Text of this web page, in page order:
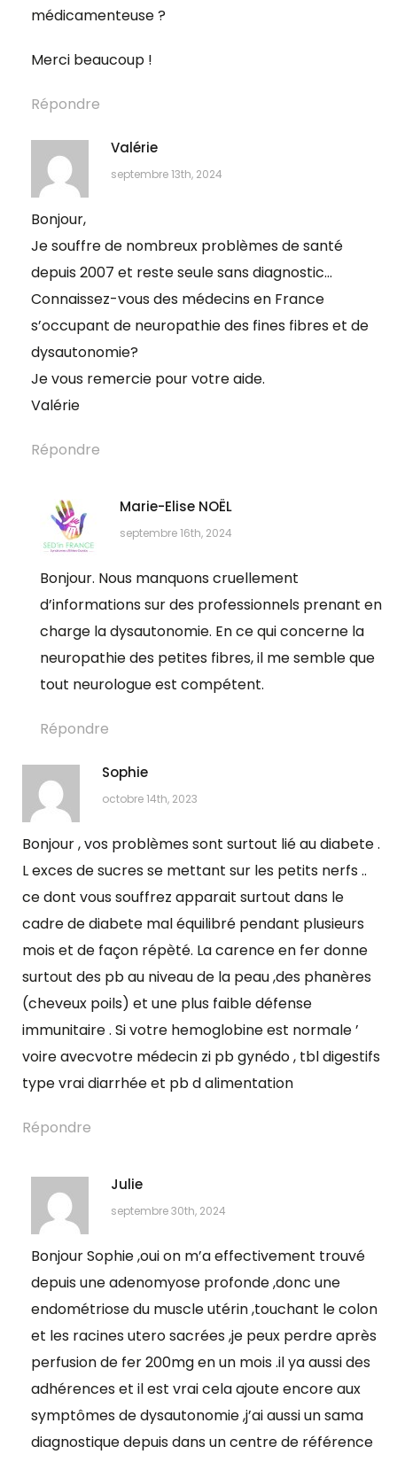
médicamenteuse ?
Merci beaucoup !
Répondre
Valérie
septembre 13th, 2024
Bonjour,
Je souffre de nombreux problèmes de santé
depuis 2007 et reste seule sans diagnostic…
Connaissez-vous des médecins en France
s’occupant de neuropathie des fines fibres et de
dysautonomie?
Je vous remercie pour votre aide.
Valérie
Répondre
Marie-Elise NOËL
septembre 16th, 2024
Bonjour. Nous manquons cruellement
d’informations sur des professionnels prenant en
charge la dysautonomie. En ce qui concerne la
neuropathie des petites fibres, il me semble que
tout neurologue est compétent.
Répondre
Sophie
octobre 14th, 2023
Bonjour , vos problèmes sont surtout lié au diabete .
L exces de sucres se mettant sur les petits nerfs ..
ce dont vous souffrez apparait surtout dans le
cadre de diabete mal équilibré pendant plusieurs
mois et de façon répèté. La carence en fer donne
surtout des pb au niveau de la peau ,des phanères
(cheveux poils) et une plus faible défense
immunitaire . Si votre hemoglobine est normale ’
voire avecvotre médecin zi pb gynédo , tbl digestifs
type vrai diarrhée et pb d alimentation
Répondre
Julie
septembre 30th, 2024
Bonjour Sophie ,oui on m’a effectivement trouvé
depuis une adenomyose profonde ,donc une
endométriose du muscle utérin ,touchant le colon
et les racines utero sacrées ,je peux perdre après
perfusion de fer 200mg en un mois .il ya aussi des
adhérences et il est vrai cela ajoute encore aux
symptômes de dysautonomie ,j’ai aussi un sama
diagnostique depuis dans un centre de référence